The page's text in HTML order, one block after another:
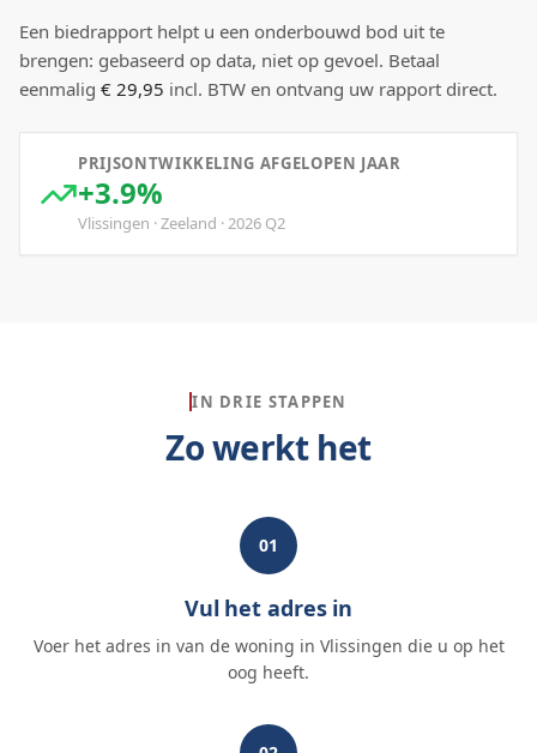
Een biedrapport helpt u een onderbouwd bod uit te
brengen: gebaseerd op data, niet op gevoel. Betaal
eenmalig € 29,95 incl. BTW en ontvang uw rapport direct.
PRIJSONTWIKKELING AFGELOPEN JAAR
+3.9%
Vlissingen ·Zeeland ·2026 Q2
IN DRIE STAPPEN
Zo werkt het
01
Vul het adres in
Voer het adres in van de woning in Vlissingen die u op het
oog heeft.